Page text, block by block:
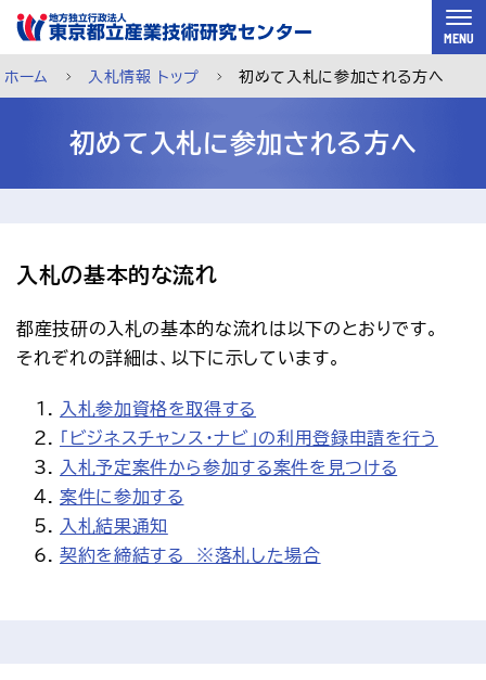
スキップして本文へ
MENU
チャットで相談 ご利用案内 メルマガ登録
アクセス
プレスリリース English
ホーム 入札情報 トップ 初めて入札に参加される方へ
初めて入札に参加される方へ
入札の基本的な流れ
都産技研の入札の基本的な流れは以下のとおりです。
それぞれの詳細は、以下に示しています。
入札参加資格を取得する
「ビジネスチャンス・ナビ」の利用登録申請を行う
入札予定案件から参加する案件を見つける
案件に参加する
入札結果通知
契約を締結する　※落札した場合